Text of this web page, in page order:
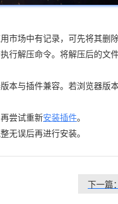
场中有记录，可先将其删
解压命令。将解压后的文
本与插件兼容。若浏览器版
尝试重新安装插件。
无误后再进行安装。
下一篇：